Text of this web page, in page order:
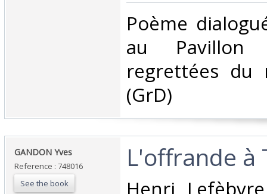
‎Poème
au Pavillon
regrettées du
(GrD) ‎
‎GANDON Yves‎
Reference : 748016
See the book
‎L'offrande à
‎Henri